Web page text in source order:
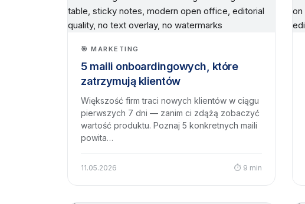
🎯 MARKETING
5 maili onboardingowych, które
zatrzymują klientów
Większość firm traci nowych klientów w ciągu
pierwszych 7 dni — zanim ci zdążą zobaczyć
wartość produktu. Poznaj 5 konkretnych maili
powita…
11.05.2026 ⏱ 9 min